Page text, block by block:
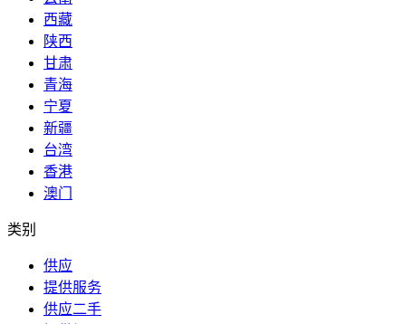
西藏
陕西
甘肃
青海
宁夏
新疆
台湾
香港
澳门
类别
供应
提供服务
供应二手